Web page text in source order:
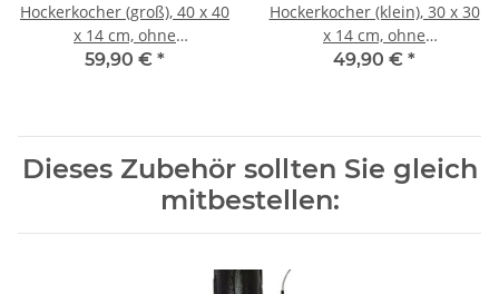
Hockerkocher (groß), 40 x 40
x 14 cm, ohne
Zündsicherung
59,90 € *
Hockerkocher (klein), 30 x 30
x 14 cm, ohne
Zündsicherung
49,90 € *
Dieses Zubehör sollten Sie gleich
mitbestellen: